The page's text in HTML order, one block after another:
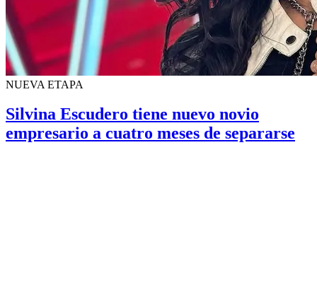
NUEVA ETAPA
Silvina Escudero tiene nuevo novio
empresario a cuatro meses de separarse